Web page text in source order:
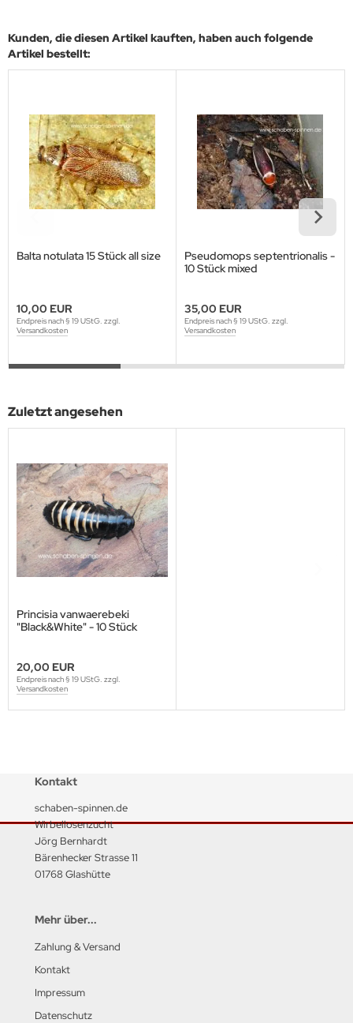
Kunden, die diesen Artikel kauften, haben auch folgende
Artikel bestellt:
Balta notulata 15 Stück all size
10,00 EUR
Endpreis nach § 19 UStG. zzgl.
Versandkosten
Pseudomops septentrionalis -
10 Stück mixed
35,00 EUR
Endpreis nach § 19 UStG. zzgl.
Versandkosten
Zuletzt angesehen
Princisia vanwaerebeki
"Black&White" - 10 Stück
20,00 EUR
Endpreis nach § 19 UStG. zzgl.
Versandkosten
Kontakt
schaben-spinnen.de
Wirbellosenzucht
Jörg Bernhardt
Bärenhecker Strasse 11
01768 Glashütte
Mehr über...
Zahlung & Versand
Kontakt
Impressum
Datenschutz